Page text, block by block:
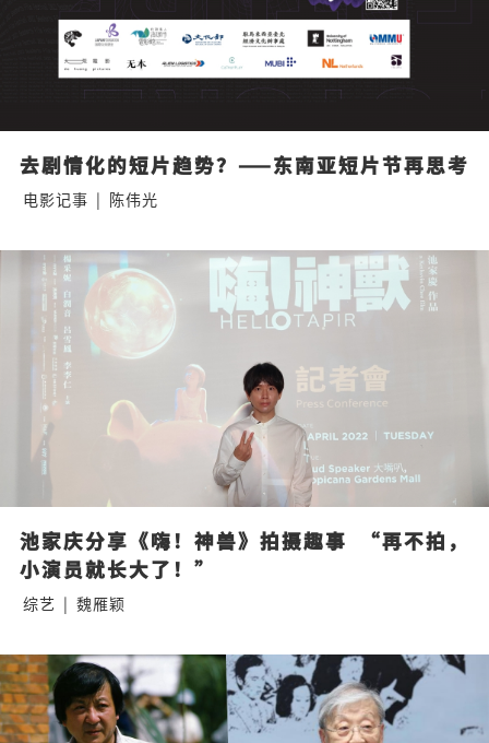
去剧情化的短片趋势？——东南亚短片节再思考
电影记事 | 陈伟光
池家庆分享《嗨！神兽》拍摄趣事  “再不拍，
小演员就长大了！”
综艺 | 魏雁颖